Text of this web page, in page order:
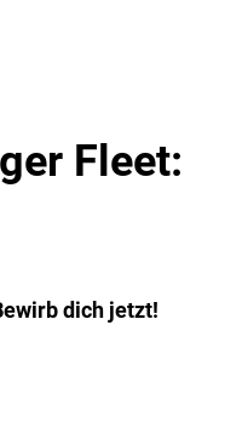
Fleet:
dich jetzt!